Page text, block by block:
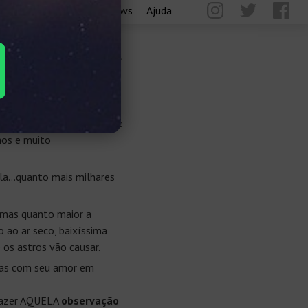
Reviews Ajuda
no Brasil
as estrelas pode ser fonte
e muito
mais milhares
quanto maior a
ao ar seco, baixíssima
astros vão causar.
com seu amor em
AQUELAobservação